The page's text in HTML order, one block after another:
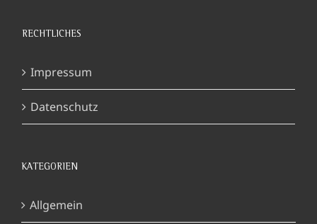
RECHTLICHES
Impressum
Datenschutz
KATEGORIEN
Allgemein